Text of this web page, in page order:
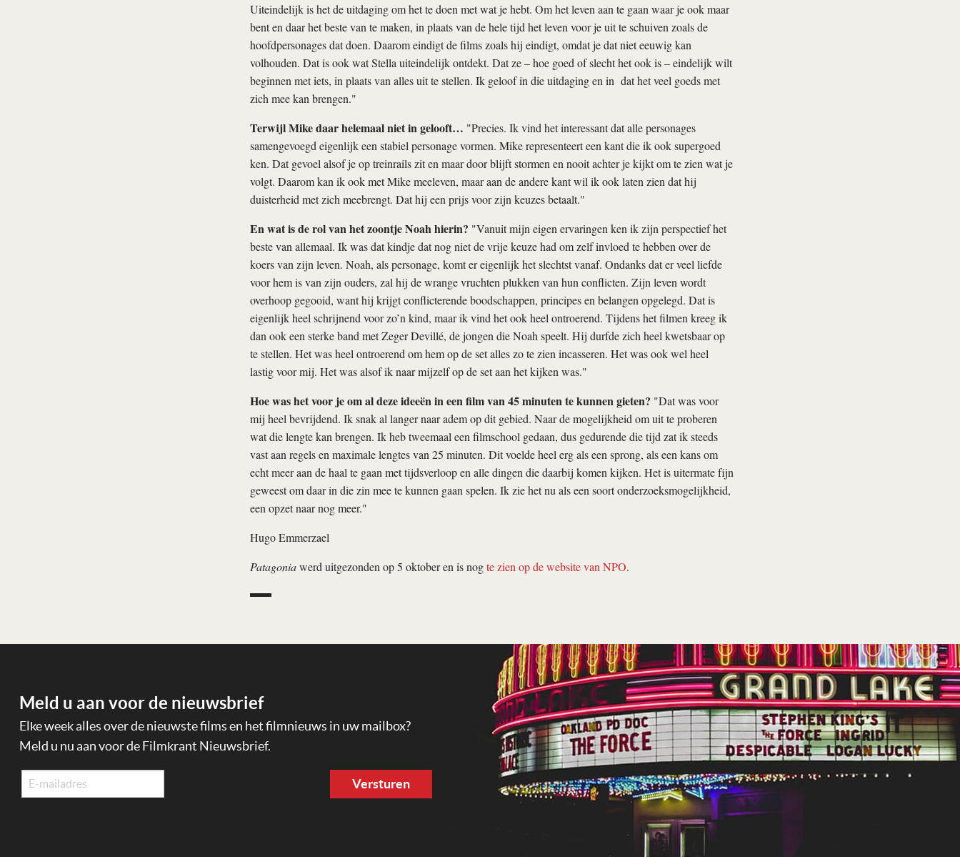
Uiteindelijk is het de uitdaging om het te doen met wat je hebt. Om het leven aan te gaan waar je ook maar
bent en daar het beste van te maken, in plaats van de hele tijd het leven voor je uit te schuiven zoals de
hoofdpersonages dat doen. Daarom eindigt de films zoals hij eindigt, omdat je dat niet eeuwig kan
volhouden. Dat is ook wat Stella uiteindelijk ontdekt. Dat ze – hoe goed of slecht het ook is – eindelijk wilt
beginnen met iets, in plaats van alles uit te stellen. Ik geloof in die uitdaging en in dat het veel goeds met
zich mee kan brengen."
Terwijl Mike daar helemaal niet in gelooft… "Precies. Ik vind het interessant dat alle personages
samengevoegd eigenlijk een stabiel personage vormen. Mike representeert een kant die ik ook supergoed
ken. Dat gevoel alsof je op treinrails zit en maar door blijft stormen en nooit achter je kijkt om te zien wat je
volgt. Daarom kan ik ook met Mike meeleven, maar aan de andere kant wil ik ook laten zien dat hij
duisterheid met zich meebrengt. Dat hij een prijs voor zijn keuzes betaalt."
En wat is de rol van het zoontje Noah hierin? "Vanuit mijn eigen ervaringen ken ik zijn perspectief het
beste van allemaal. Ik was dat kindje dat nog niet de vrije keuze had om zelf invloed te hebben over de
koers van zijn leven. Noah, als personage, komt er eigenlijk het slechtst vanaf. Ondanks dat er veel liefde
voor hem is van zijn ouders, zal hij de wrange vruchten plukken van hun conflicten. Zijn leven wordt
overhoop gegooid, want hij krijgt conflicterende boodschappen, principes en belangen opgelegd. Dat is
eigenlijk heel schrijnend voor zo’n kind, maar ik vind het ook heel ontroerend. Tijdens het filmen kreeg ik
dan ook een sterke band met Zeger Devillé, de jongen die Noah speelt. Hij durfde zich heel kwetsbaar op
te stellen. Het was heel ontroerend om hem op de set alles zo te zien incasseren. Het was ook wel heel
lastig voor mij. Het was alsof ik naar mijzelf op de set aan het kijken was."
Hoe was het voor je om al deze ideeën in een film van 45 minuten te kunnen gieten? "Dat was voor
mij heel bevrijdend. Ik snak al langer naar adem op dit gebied. Naar de mogelijkheid om uit te proberen
wat die lengte kan brengen. Ik heb tweemaal een filmschool gedaan, dus gedurende die tijd zat ik steeds
vast aan regels en maximale lengtes van 25 minuten. Dit voelde heel erg als een sprong, als een kans om
echt meer aan de haal te gaan met tijdsverloop en alle dingen die daarbij komen kijken. Het is uitermate fijn
geweest om daar in die zin mee te kunnen gaan spelen. Ik zie het nu als een soort onderzoeksmogelijkheid,
een opzet naar nog meer."
Hugo Emmerzael
Patagoniawerd uitgezonden op 5 oktober en is nogte zien op de website van NPO.
Meld u aan voor de nieuwsbrief
Elke week alles over de nieuwste films en het filmnieuws in uw mailbox?
Meld u nu aan voor de Filmkrant Nieuwsbrief.